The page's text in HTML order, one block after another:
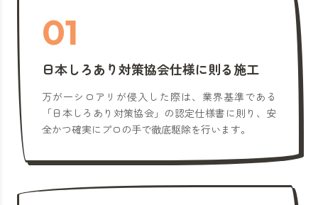
01
日本しろあり対策協会仕様に則る施工
万が一シロアリが侵入した際は、業界基準である
「日本しろあり対策協会」の認定仕様書に則り、安
全かつ確実にプロの手で徹底駆除を行います。